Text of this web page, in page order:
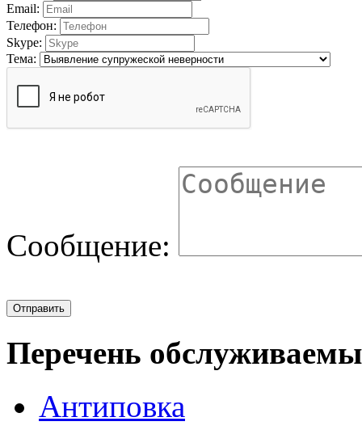
Email:
Телефон:
Skype:
Тема:
Сообщение:
Перечень
Антиповка